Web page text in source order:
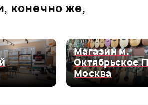
0.0
0
0
0
конечно же,
Магазин м.
Октябрьское
Москва